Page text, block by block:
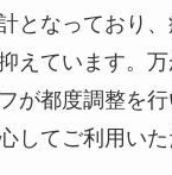
となっており、
えています。
が都度調整を
してご利用いた